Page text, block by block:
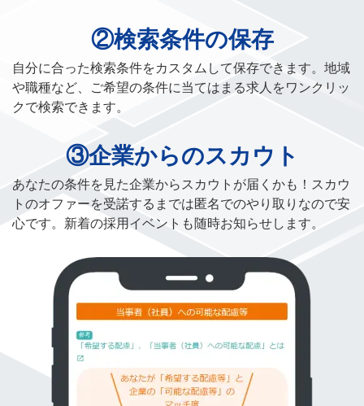
②検索条件の保存
自分に合った検索条件をカスタムして保存できます。地域
や職種など、ご希望の条件に当てはまる求人をワンクリッ
クで検索できます。
③企業からのスカウト
あなたの条件を見た企業からスカウトが届くかも！スカウ
トのオファーを受諾するまでは匿名でのやり取りなので安
心です。新着の採用イベントも随時お知らせします。